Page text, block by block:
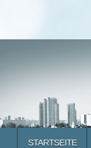
STARTSEITE